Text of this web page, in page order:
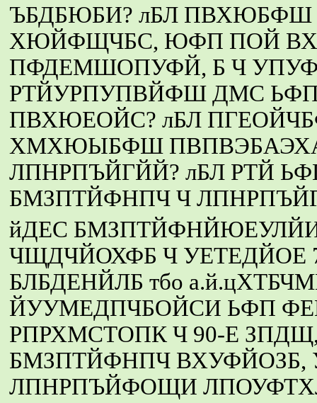
ЪБДБЮБИ? лБЛ
ХЮЙФЩЧБС, ЮФП ПОЙ
ПФДЕМШОПУФЙ, Б Ч
РТЙУРПУПВЙФШ ДМС
ПВХЮЕОЙС? лБЛ
ХМХЮЫБФШ
ЛПНРПЪЙГЙЙ? лБЛ РТЙ
БМЗПТЙФНПЧ Ч
йДЕС
ЧЩДЧЙОХФБ Ч УЕТЕДЙОЕ
БЛБДЕНЙЛБ тбо
ЙУУМЕДПЧБОЙСИ ЬФП
РПРХМСТОПК Ч 90-Е
БМЗПТЙФНПЧ ВХУФЙОЗБ,
ЛПНРПЪЙФОЩИ